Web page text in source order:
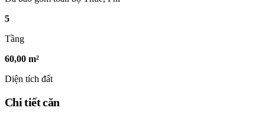
5
Tầng
60,00 m²
Diện tích đất
Chi tiết căn